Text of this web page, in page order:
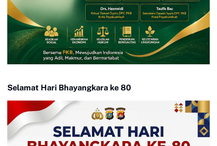
Selamat Hari Bhayangkara ke 80